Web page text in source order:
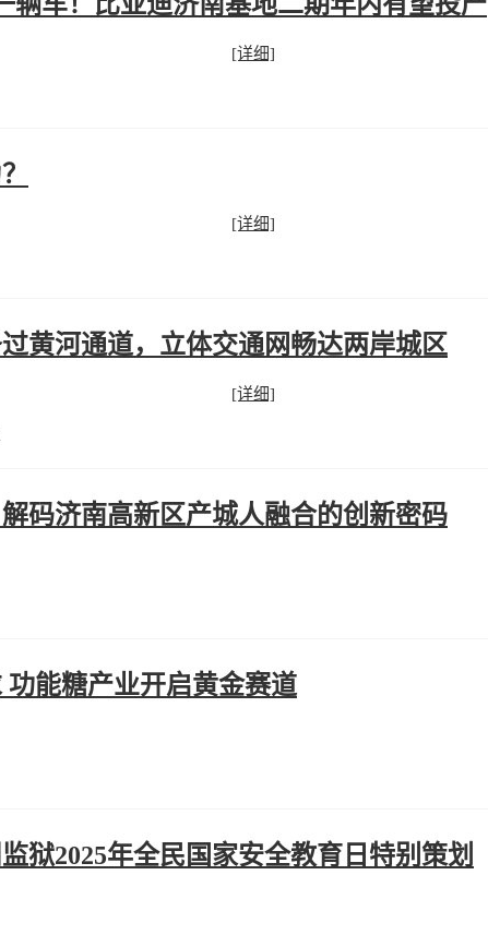
[详细]
[详细]
黄河通道，立体交通网畅达两岸城区
[详细]
码济南高新区产城人融合的创新密码
能糖产业开启黄金赛道
2025年全民国家安全教育日特别策划